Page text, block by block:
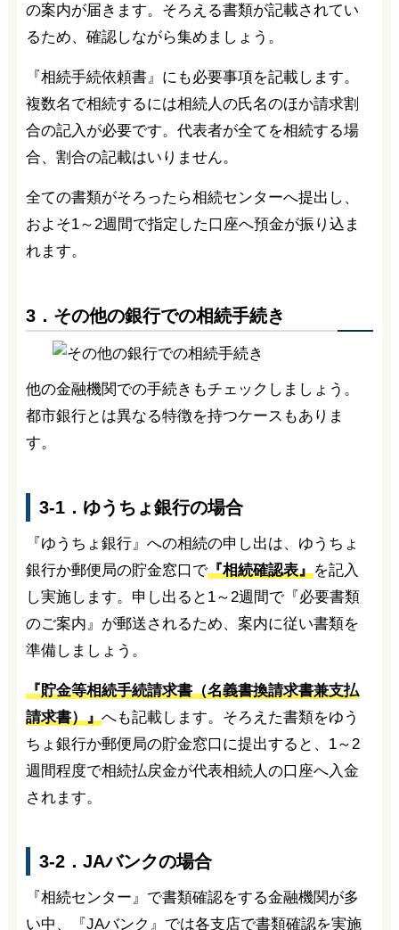
の案内が届きます。そろえる書類が記載されてい
るため、確認しながら集めましょう。
『相続手続依頼書』にも必要事項を記載します。
複数名で相続するには相続人の氏名のほか請求割
合の記入が必要です。代表者が全てを相続する場
合、割合の記載はいりません。
全ての書類がそろったら相続センターへ提出し、
およそ1～2週間で指定した口座へ預金が振り込ま
れます。
3．その他の銀行での相続手続き
他の金融機関での手続きもチェックしましょう。
都市銀行とは異なる特徴を持つケースもありま
す。
3-1．ゆうちょ銀行の場合
『ゆうちょ銀行』への相続の申し出は、ゆうちょ
銀行か郵便局の貯金窓口で『相続確認表』を記入
し実施します。申し出ると1～2週間で『必要書類
のご案内』が郵送されるため、案内に従い書類を
準備しましょう。
『貯金等相続手続請求書（名義書換請求書兼支払
請求書）』へも記載します。そろえた書類をゆう
ちょ銀行か郵便局の貯金窓口に提出すると、1～2
週間程度で相続払戻金が代表相続人の口座へ入金
されます。
3-2．JAバンクの場合
『相続センター』で書類確認をする金融機関が多
い中、『JAバンク』では各支店で書類確認を実施